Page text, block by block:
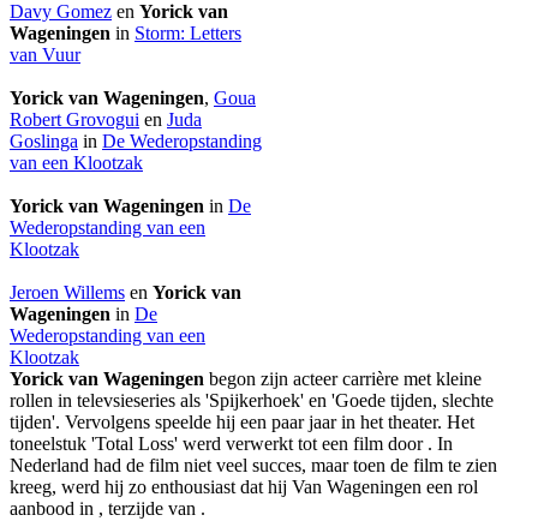
Davy Gomez en Yorick van
Wageningen in Storm: Letters
van Vuur
Yorick van Wageningen, Goua
Robert Grovogui en Juda
Goslinga in De Wederopstanding
van een Klootzak
Yorick van Wageningen in De
Wederopstanding van een
Klootzak
Jeroen Willems en Yorick van
Wageningen in De
Wederopstanding van een
Klootzak
Yorick van Wageningen begon zijn acteer carrière met kleine
rollen in televsieseries als 'Spijkerhoek' en 'Goede tijden, slechte
tijden'. Vervolgens speelde hij een paar jaar in het theater. Het
toneelstuk 'Total Loss' werd verwerkt tot een film door . In
Nederland had de film niet veel succes, maar toen de film te zien
kreeg, werd hij zo enthousiast dat hij Van Wageningen een rol
aanbood in , terzijde van .